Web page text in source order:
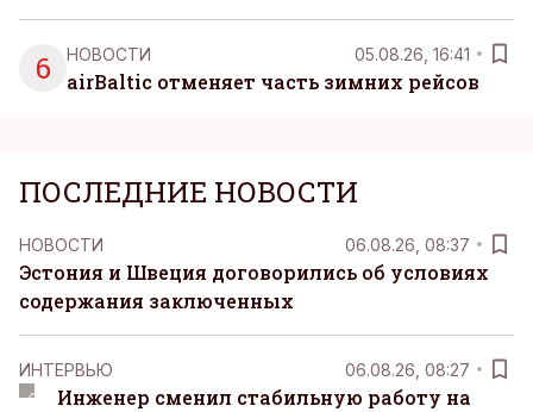
6 НОВОСТИ 05.08.26, 16:41
airBaltic отменяет часть зимних рейсов
ПОСЛЕДНИЕ НОВОСТИ
НОВОСТИ 06.08.26, 08:37
Эстония и Швеция договорились об условиях
содержания заключенных
ИНТЕРВЬЮ 06.08.26, 08:27
Инженер сменил стабильную работу на